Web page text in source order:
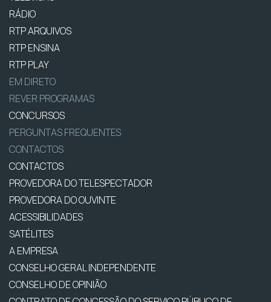
RÁDIO
RTP ARQUIVOS
RTP ENSINA
RTP PLAY
EM DIRETO
REVER PROGRAMAS
CONCURSOS
PERGUNTAS FREQUENTES
CONTACTOS
CONTACTOS
PROVEDORA DO TELESPECTADOR
PROVEDORA DO OUVINTE
ACESSIBILIDADES
SATÉLITES
A EMPRESA
CONSELHO GERAL INDEPENDENTE
CONSELHO DE OPINIÃO